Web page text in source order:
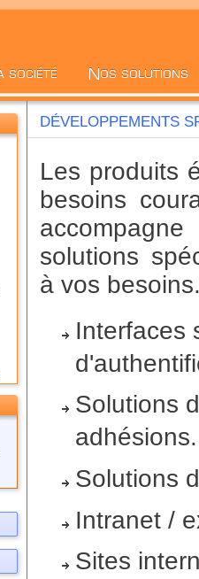
DÉVELOPPEMENTS
Les produits
besoins
solutions
à vos
Interfaces
Solutions
Solutions
Intranet /
Sites